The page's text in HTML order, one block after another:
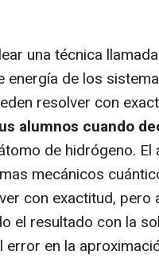
una técnica
energía de los
resolver con
alumnos cuando
de hidrógeno. El
mecánicos
con exactitud, pero
el resultado con la
en la